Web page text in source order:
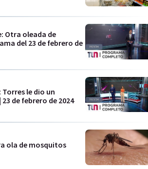
Otra oleada de
del 23 de febrero de
Torres le dio un
de febrero de 2024
ola de mosquitos